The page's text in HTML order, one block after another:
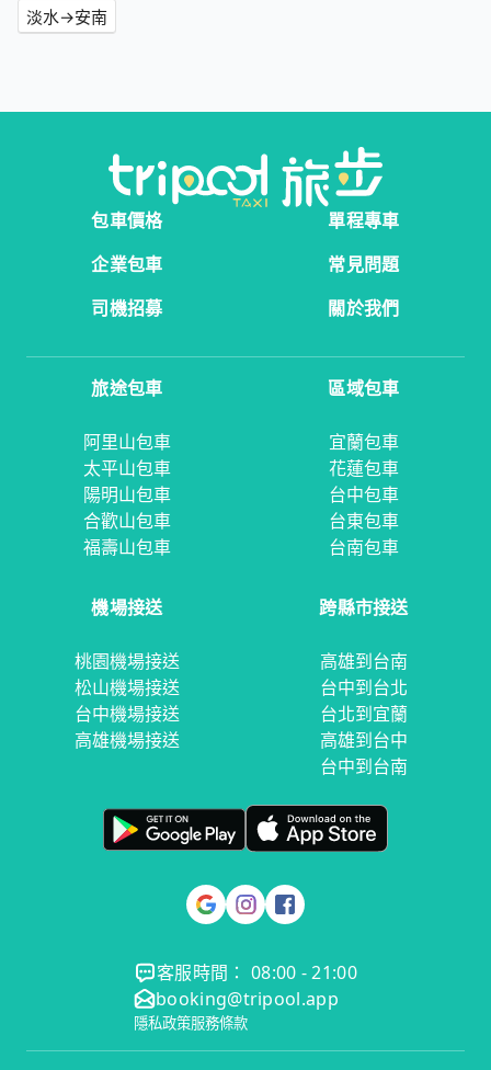
淡水→安南
包車價格
單程專車
企業包車
常見問題
司機招募
關於我們
旅途包車
阿里山包車
太平山包車
陽明山包車
合歡山包車
福壽山包車
區域包車
宜蘭包車
花蓮包車
台中包車
台東包車
台南包車
機場接送
桃園機場接送
松山機場接送
台中機場接送
高雄機場接送
跨縣市接送
高雄到台南
台中到台北
台北到宜蘭
高雄到台中
台中到台南
客服時間： 08:00 - 21:00
booking@tripool.app
隱私政策服務條款